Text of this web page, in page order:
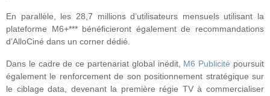
En parallèle, les 28,7 millions d’utilisateurs mensuels utilisant la
plateforme M6+*** bénéficieront également de recommandations
d’AlloCiné dans un corner dédié.
Dans le cadre de ce partenariat global inédit, M6 Publicité poursuit
également le renforcement de son positionnement stratégique sur
le ciblage data, devenant la première régie TV à commercialiser